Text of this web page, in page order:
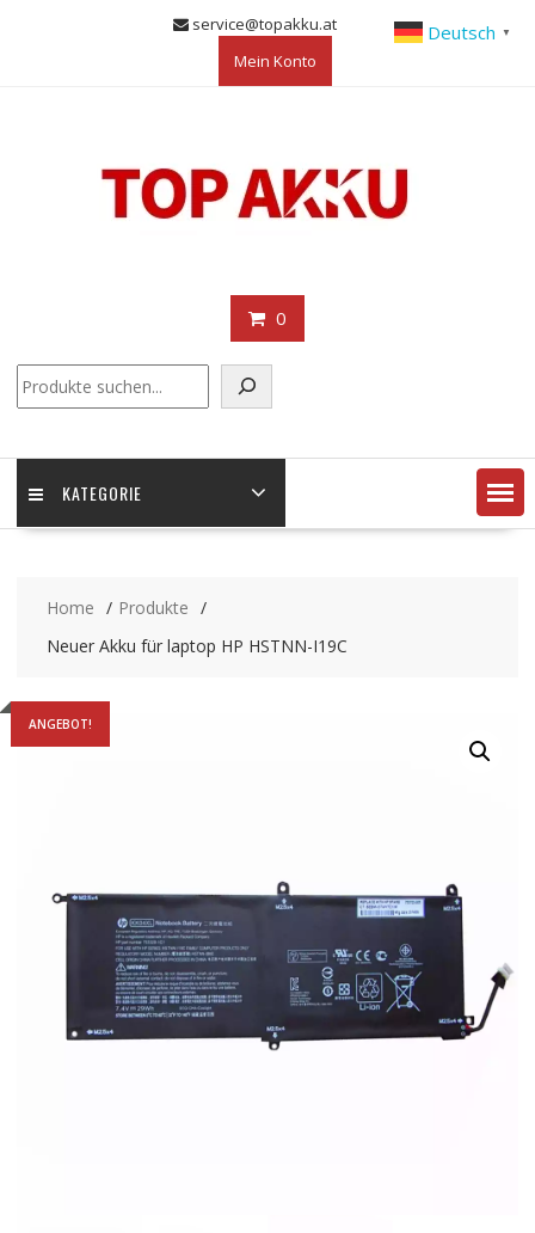
service@topakku.at
Mein Konto
0
KATEGORIE
Home
Produkte
Neuer Akku für laptop HP HSTNN-I19C
ANGEBOT!
Deutsch ▼